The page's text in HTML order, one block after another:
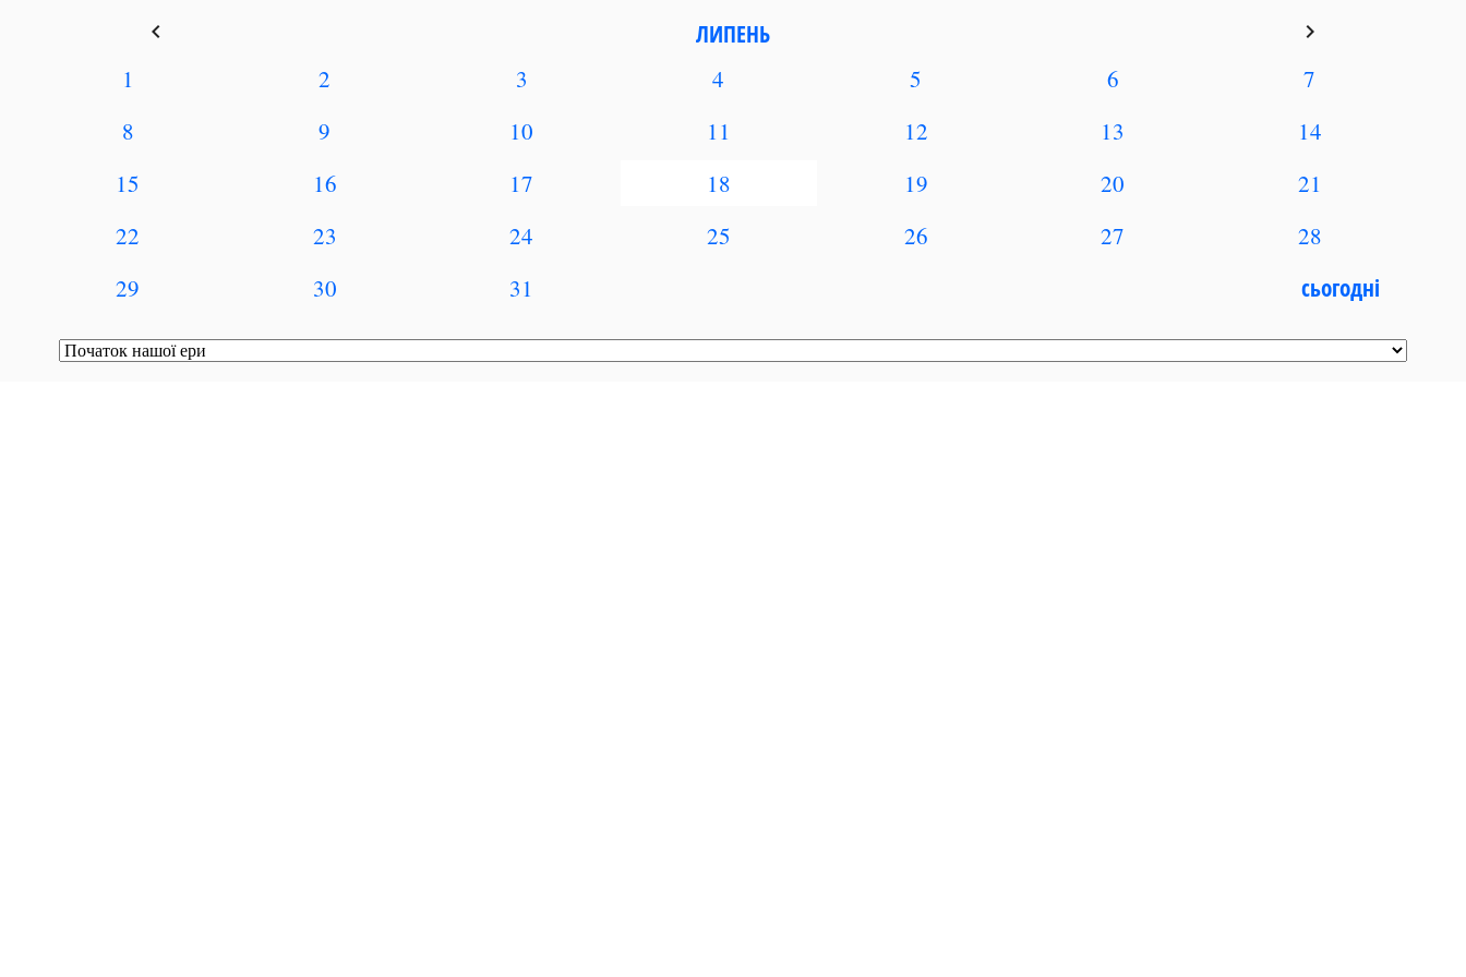
keyboard_arrow_left ЛИПЕНЬ keyboard_arrow_right
1 2 3 4 5 6
7
8
9 10 11 12 13
14
15
16 17 18 19 20
21
22
23 24 25 26 27
28
29
30 31 сьогодні